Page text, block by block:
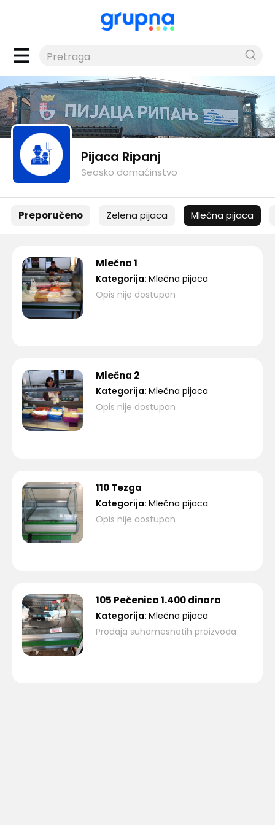
Pijaca Ripanj
Seosko domaćinstvo
Preporučeno Zelena pijaca Mlečna pijaca
Mlečna 1
Kategorija: Mlečna pijaca
Opis nije dostupan
Mlečna 2
Kategorija: Mlečna pijaca
Opis nije dostupan
110 Tezga
Kategorija: Mlečna pijaca
Opis nije dostupan
105 Pečenica 1.400 dinara
Kategorija: Mlečna pijaca
Prodaja suhomesnatih proizvoda